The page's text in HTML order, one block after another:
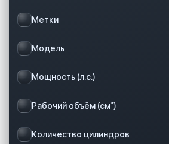
Метки
Модель
Мощность (л.с.)
Рабочий объём (см³)
Количество цилиндров